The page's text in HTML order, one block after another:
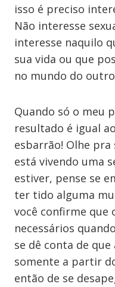
isso é preciso
Não interesse
interesse naquilo
sua vida ou que
no mundo do
Quando só o meu
resultado é igual
esbarrão! Olhe pra
está vivendo uma
estiver, pense se
ter tido alguma
você confirme que
necessários
se dê conta de
somente a partir
então de se